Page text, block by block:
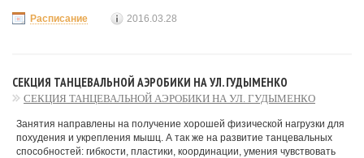
Расписание 2016.03.28
СЕКЦИЯ ТАНЦЕВАЛЬНОЙ АЭРОБИКИ НА УЛ. ГУДЫМЕНКО
СЕКЦИЯ ТАНЦЕВАЛЬНОЙ АЭРОБИКИ НА УЛ. ГУДЫМЕНКО
Занятия направлены на получение хорошей физической нагрузки для
похудения и укрепления мышц. А так же на развитие танцевальных
способностей: гибкости, пластики, координации, умения чувствовать